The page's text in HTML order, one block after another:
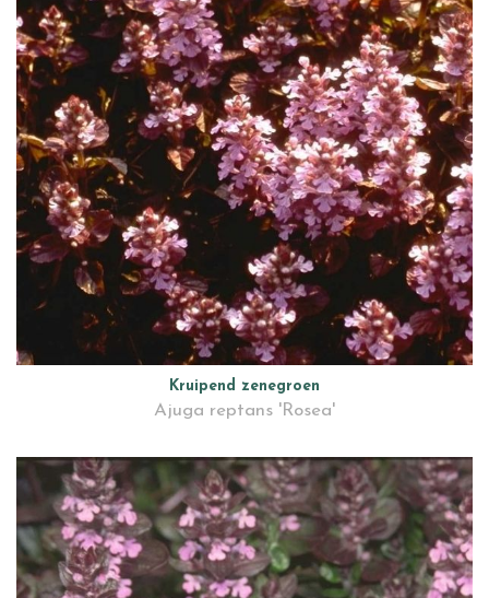
Kruipend zenegroen
Ajuga reptans 'Rosea'